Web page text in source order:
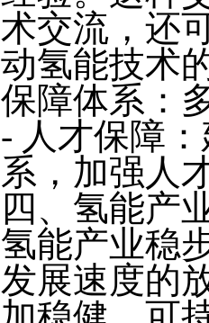
术交流，还
动氢能技术
保障体系：
- 人才保障
系，加强人
四、氢能产
氢能产业稳
发展速度的